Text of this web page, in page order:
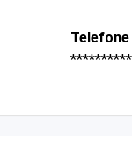
Telefone
**********